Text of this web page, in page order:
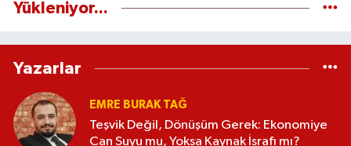
Yükleniyor...
Yazarlar
EMRE BURAK TAĞ
Teşvik Değil, Dönüşüm Gerek: Ekonomiye
Can Suyu mu, Yoksa Kaynak İsrafı mı?